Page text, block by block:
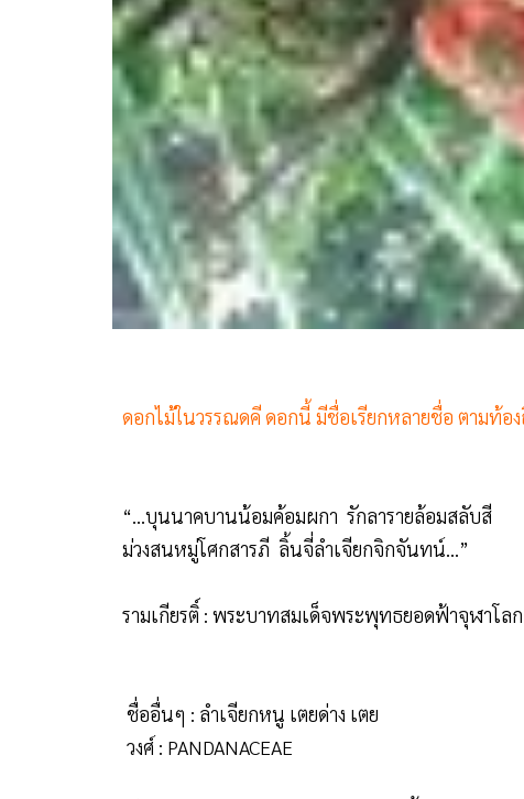
ดอกไม้ในวรรณดคี ดอกนี้ มีชื่อเรียกหลายชื่อ ตามท้อ
“…บุนนาคบานน้อมค้อมผกา รักลารายล้อมสลับสี
ม่วงสนหมู่โศกสารภี ลิ้นจี่ลำเจียกจิกจันทน์…”
รามเกียรติ์ : พระบาทสมเด็จพระพุทธยอดฟ้าจุฬาโลก
ชื่ออื่นๆ : ลำเจียกหนู เตยด่าง เตย
วงศ์ : PANDANACEAE